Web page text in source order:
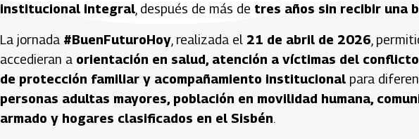
institucional integral , después de más de tres años sin recibir una
La jornada #BuenFuturoHoy , realizada el 21 de abril de 2026 ,
accedieran a orientación en salud, atención a víctimas del
de protección familiar y acompañamiento institucional para
personas adultas mayores, población en movilidad humana,
armado y hogares clasificados en el Sisbén.